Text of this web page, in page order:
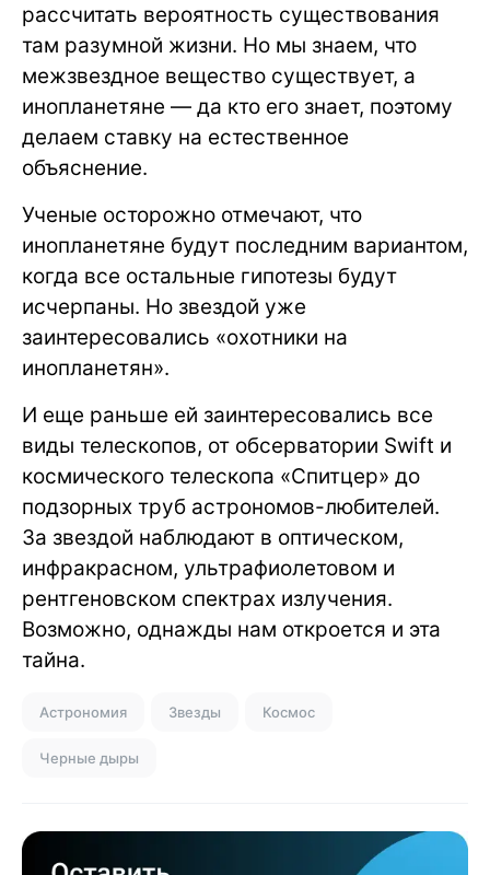
рассчитать вероятность существования
там разумной жизни. Но мы знаем, что
межзвездное вещество существует, а
инопланетяне — да кто его знает, поэтому
делаем ставку на естественное
объяснение.
Ученые осторожно отмечают, что
инопланетяне будут последним вариантом,
когда все остальные гипотезы будут
исчерпаны. Но звездой уже
заинтересовались «охотники на
инопланетян».
И еще раньше ей заинтересовались все
виды телескопов, от обсерватории Swift и
космического телескопа «Спитцер» до
подзорных труб астрономов-любителей.
За звездой наблюдают в оптическом,
инфракрасном, ультрафиолетовом и
рентгеновском спектрах излучения.
Возможно, однажды нам откроется и эта
тайна.
Астрономия Звезды Космос
Черные дыры